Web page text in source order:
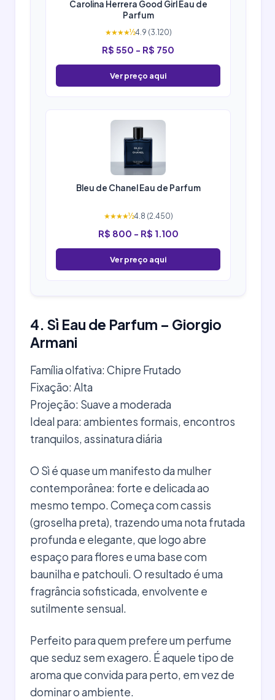
Carolina Herrera Good Girl Eau de
Parfum
★★★★½4.9 (3.120)
R$ 550 - R$ 750
Ver preço aqui
Bleu de Chanel Eau de Parfum
★★★★½4.8 (2.450)
R$ 800 - R$ 1.100
Ver preço aqui
4. Sì Eau de Parfum – Giorgio
Armani
Família olfativa: Chipre Frutado
Fixação: Alta
Projeção: Suave a moderada
Ideal para: ambientes formais, encontros
tranquilos, assinatura diária
O Sì é quase um manifesto da mulher
contemporânea: forte e delicada ao
mesmo tempo. Começa com cassis
(groselha preta), trazendo uma nota frutada
profunda e elegante, que logo abre
espaço para flores e uma base com
baunilha e patchouli. O resultado é uma
fragrância sofisticada, envolvente e
sutilmente sensual.
Perfeito para quem prefere um perfume
que seduz sem exagero. É aquele tipo de
aroma que convida para perto, em vez de
dominar o ambiente.